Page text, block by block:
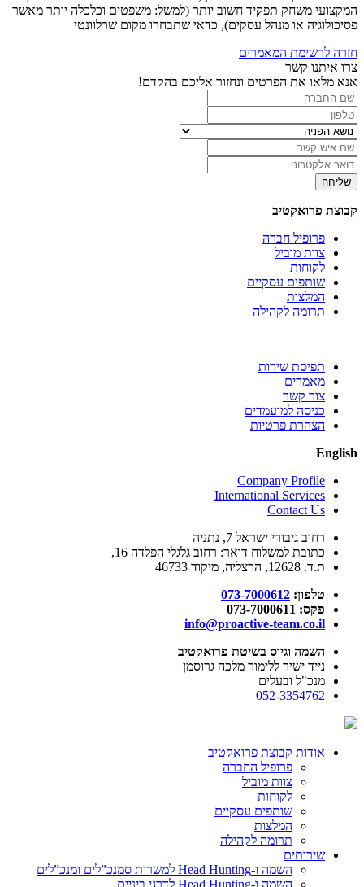
המקצועי משחק תפקיד חשוב יותר (למשל: משפטים וכלכלה יותר מאשר
פסיכולוגיה או מנהל עסקים), כדאי שתבחרו מקום שרלוונטי
חזרה לרשימת המאמרים
צרו איתנו קשר
אנא מלאו את הפרטים ונחזור אליכם בהקדם!
שם
החברה:
טלפון:
נושא:
שם
איש
קשר:
אימייל:
שליחה
קבוצת פרואקטיב
פרופיל חברה
צוות מוביל
לקוחות
שותפים עסקיים
המלצות
תרומה לקהילה
תפיסת שירות
מאמרים
צור קשר
כניסה למועמדים
הצהרת פרטיות
English
Company Profile
International Services
Contact Us
רחוב גיבורי ישראל 7, נתניה
כתובת למשלוח דואר: רחוב גלגלי הפלדה 16,
ת.ד. 12628, הרצליה, מיקוד 46733
טלפון: 073-7000612
פקס: 073-7000611
info@proactive-team.co.il
השמה וגיוס בשיטת פרואקטיב
נייד ישיר ללימור מלכה גרוסמן
מנכ"ל ובעלים
052-3354762
אודות קבוצת פרואקטיב
פרופיל החברה
צוות מוביל
לקוחות
שותפים עסקיים
המלצות
תרומה לקהילה
שירותים
השמה ו-Head Hunting למשרות סמנכ”לים ומנכ”לים
השמה ו-Head Hunting לדרגי ביניים